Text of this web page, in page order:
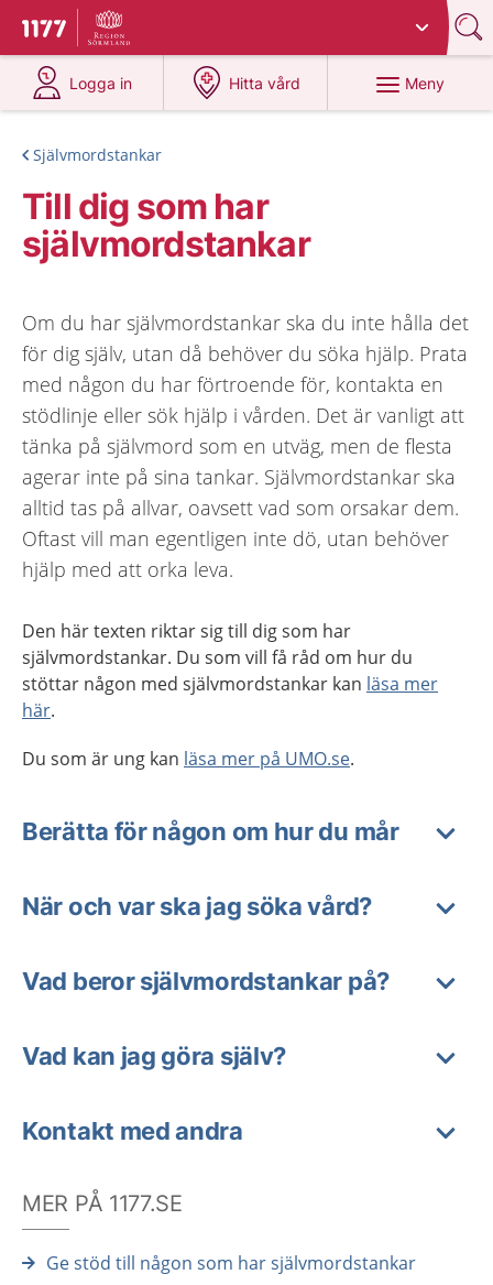
Till startsidan för 1177
Du har valt region
Logga in
på 1177.se
Hitta vård
på 1177.se
Meny
Självmordstankar
Till dig som har
självmordstankar
Om du har självmordstankar ska du inte hålla det
för dig själv, utan då behöver du söka hjälp. Prata
med någon du har förtroende för, kontakta en
stödlinje eller sök hjälp i vården. Det är vanligt att
tänka på självmord som en utväg, men de flesta
agerar inte på sina tankar. Självmordstankar ska
alltid tas på allvar, oavsett vad som orsakar dem.
Oftast vill man egentligen inte dö, utan behöver
hjälp med att orka leva.
Den här texten riktar sig till dig som har
självmordstankar. Du som vill få råd om hur du
stöttar någon med självmordstankar kan läsa mer
här.
Du som är ung kan läsa mer på UMO.se.
Berätta för någon om hur du mår
När och var ska jag söka vård?
Vad beror självmordstankar på?
Vad kan jag göra själv?
Kontakt med andra
MER PÅ 1177.SE
Ge stöd till någon som har självmordstankar